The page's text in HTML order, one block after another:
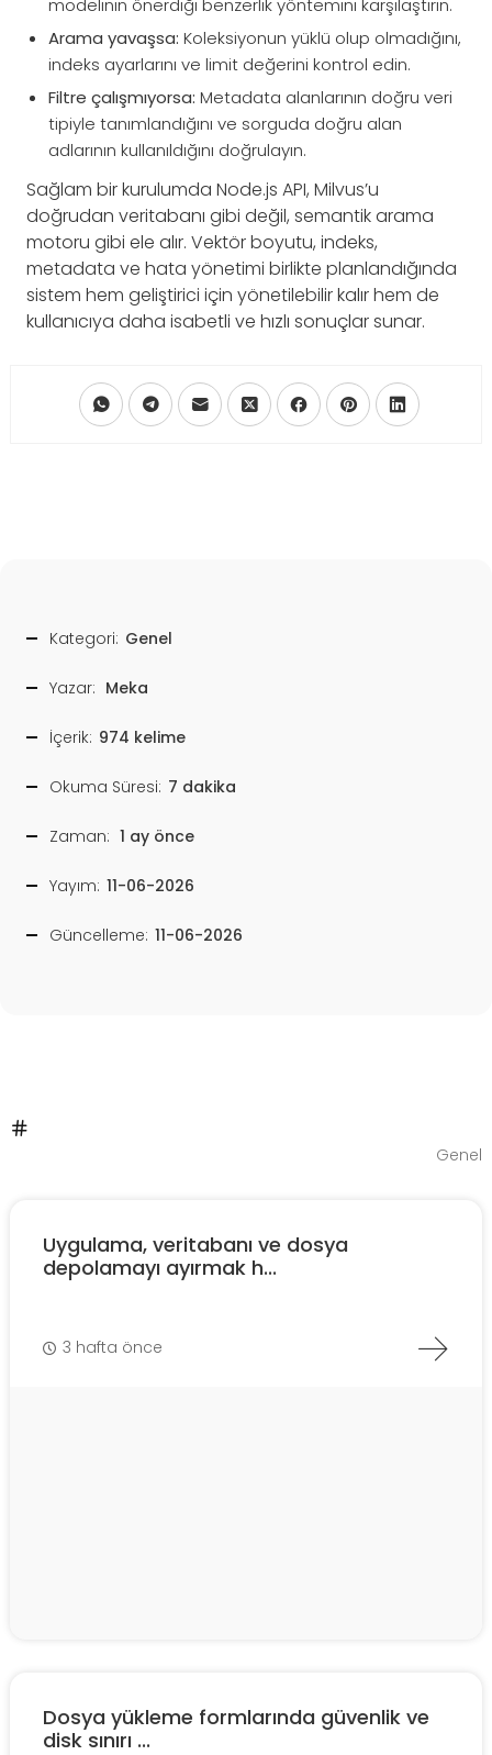
Arama yavaşsa: Koleksiyonun yüklü olup olmadığını,
indeks ayarlarını ve limit değerini kontrol edin.
Filtre çalışmıyorsa: Metadata alanlarının doğru veri
tipiyle tanımlandığını ve sorguda doğru alan
adlarının kullanıldığını doğrulayın.
Sağlam bir kurulumda Node.js API, Milvus’u
doğrudan veritabanı gibi değil, semantik arama
motoru gibi ele alır. Vektör boyutu, indeks,
metadata ve hata yönetimi birlikte planlandığında
sistem hem geliştirici için yönetilebilir kalır hem de
kullanıcıya daha isabetli ve hızlı sonuçlar sunar.
Kategori: Genel
Yazar: Meka
İçerik: 974 kelime
Okuma Süresi: 7 dakika
Zaman: 1 ay önce
Yayım: 11-06-2026
Güncelleme: 11-06-2026
Genel
Uygulama, veritabanı ve dosya
depolamayı ayırmak h...
3 hafta önce
Dosya yükleme formlarında güvenlik ve
disk sınırı ...